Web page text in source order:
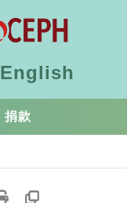
English
捐款